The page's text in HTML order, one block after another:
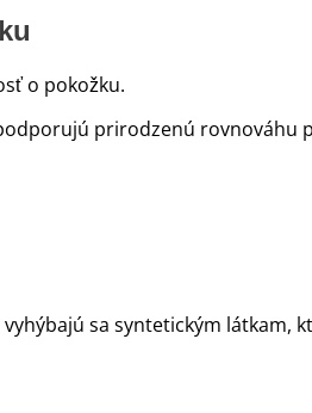
o pokožku.
prirodzenú rovnováhu
sa syntetickým látkam,